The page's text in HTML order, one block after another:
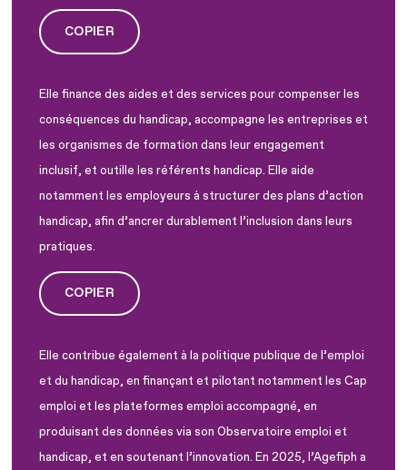
COPIER
Elle finance des aides et des services pour compenser les
conséquences du handicap, accompagne les entreprises et
les organismes de formation dans leur engagement
inclusif, et outille les référents handicap. Elle aide
notamment les employeurs à structurer des plans d’action
handicap, afin d’ancrer durablement l’inclusion dans leurs
pratiques.
COPIER
Elle contribue également à la politique publique de l’emploi
et du handicap, en finançant et pilotant notamment les Cap
emploi et les plateformes emploi accompagné, en
produisant des données via son Observatoire emploi et
handicap, et en soutenant l’innovation. En 2025, l’Agefiph a